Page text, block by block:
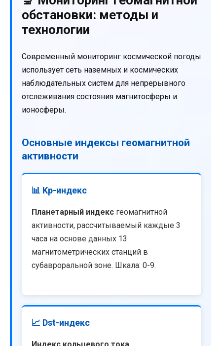
обстановки: методы и
технологии
Современный мониторинг космической погоды
использует сеть наземных и космических
наблюдательных систем для непрерывного
отслеживания состояния магнитосферы и
ионосферы.
Основные индексы геомагнитной
активности
📊 Kp-индекс
Планетарный индекс геомагнитной
активности, рассчитываемый каждые 3
часа на основе данных 13
магнитометрических станций в
субавроральной зоне. Шкала: 0-9.
📈 Dst-индекс